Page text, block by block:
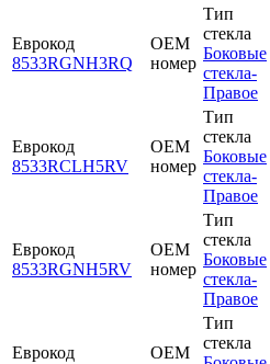
Еврокод
8533RGNH3RQ
OEM
номер
Тип
стекла
Боковые
стекла-
Правое
Еврокод
8533RCLH5RV
OEM
номер
Тип
стекла
Боковые
стекла-
Правое
Еврокод
8533RGNH5RV
OEM
номер
Тип
стекла
Боковые
стекла-
Правое
Еврокод
OEM
Тип
стекла